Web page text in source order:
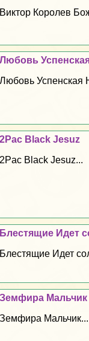
Виктор Королев
Любовь
Любовь Успенская
2Pac Black Jesuz
2Pac Black Jesuz...
Блестящие Идет
Блестящие Идет
Земфира Мальчик
Земфира Мальчик...